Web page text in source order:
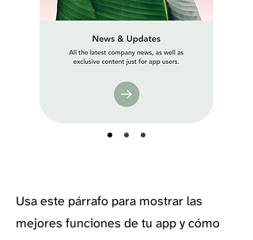
Usa este párrafo para mostrar las
mejores funciones de tu app y cómo